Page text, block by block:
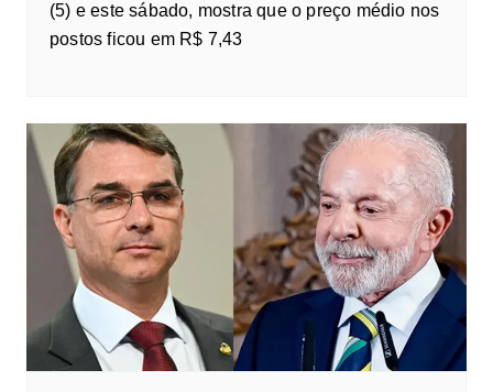
(5) e este sábado, mostra que o preço médio nos
postos ficou em R$ 7,43